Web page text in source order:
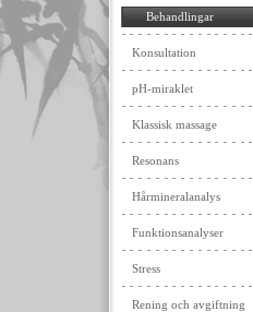
Behandlingar
Konsultation
pH-miraklet
Klassisk massage
Resonans
Hårmineralanalys
Funktionsanalyser
Stress
Rening och avgiftning